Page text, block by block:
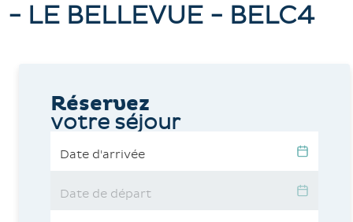
- LE BELLEVUE - BELC4
Réservez
votre séjour